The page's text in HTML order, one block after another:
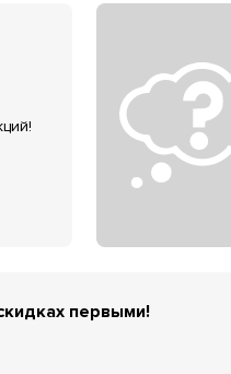
первыми!